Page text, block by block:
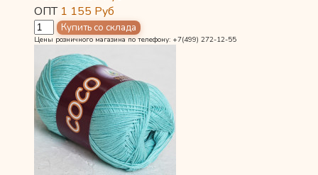
ОПТ 1 155 Руб
Цены розничного магазина по телефону: +7(499) 272-12-55